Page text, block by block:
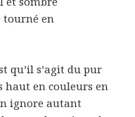
tourné en
qu’il s’agit du pur
haut en couleurs en
ignore autant